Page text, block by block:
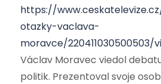
https://
otazky-vaclava-
moravce/220411030500503/
Václav Moravec viedol
politik. Prezentoval svoje